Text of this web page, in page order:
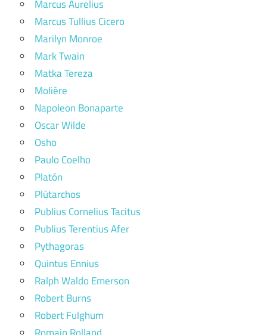
Marcus Aurelius
Marcus Tullius Cicero
Marilyn Monroe
Mark Twain
Matka Tereza
Molière
Napoleon Bonaparte
Oscar Wilde
Osho
Paulo Coelho
Platón
Plútarchos
Publius Cornelius Tacitus
Publius Terentius Afer
Pythagoras
Quintus Ennius
Ralph Waldo Emerson
Robert Burns
Robert Fulghum